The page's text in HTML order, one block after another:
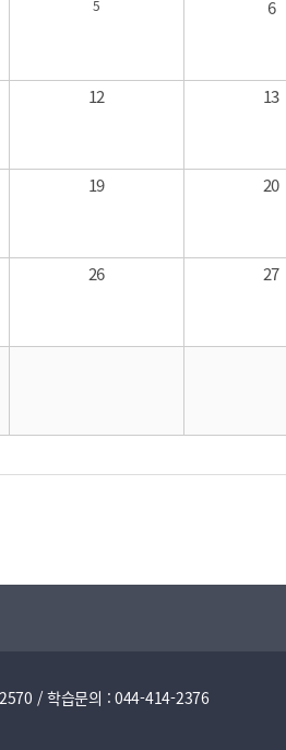
5 6
12 13
19 20
26 27
/ 학습문의 : 044-414-2376